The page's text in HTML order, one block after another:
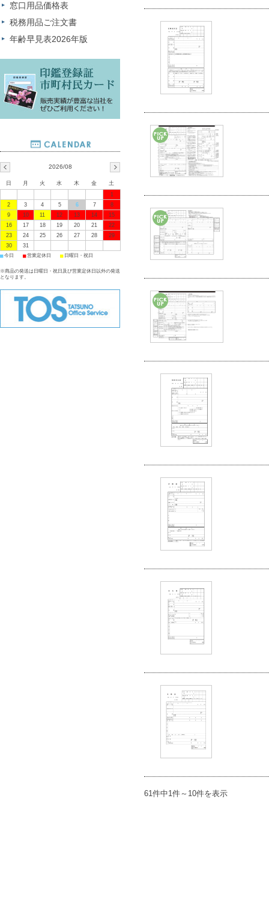
61件中1件～10件を表示
窓口用品価格表
税務用品ご注文書
年齢早見表2026年版
印鑑登録証 市町村民カード 販売実績
2026/08
日 月 火 水 木 金
土
1
2
3 4 5 6 7
8
9
10 11 12 13 14
15
16
17 18 19 20 21
22
23
24 25 26 27 28
29
30
31
■ 今日 ■ 営業定休日 ■ 日曜日・祝日
※商品の発送は日曜日・祝日及び営業定休日以外の発送
となります。